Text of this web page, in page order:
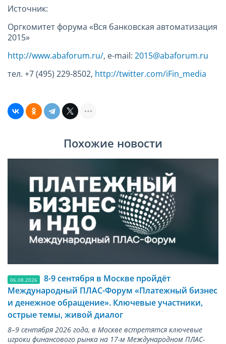
Источник:
Оргкомитет форума «Вся банковская автоматизация
2015»
http://www.abaforum.ru/, e-mail: 2015@abaforum.ru
тел. +7 (495) 229-8502, http://twitter.com/iFin_media
Похожие новости
06.08.2026
8-9 сентября в Москве пройдёт
Международный ПЛАС-Форум «Платежный бизнес
и денежное обращение». Ключевые участники,
острые темы, живой диалог
8–9 сентября 2026 года, в Москве встретятся ключевые
игроки финансового рынка на 17-м Международном ПЛАС-